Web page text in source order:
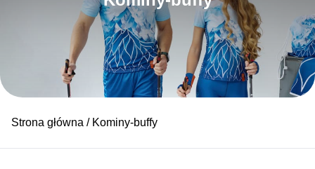
Strona główna / Kominy-buffy